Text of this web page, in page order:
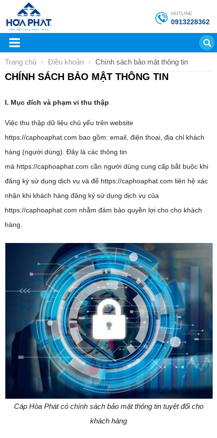
HOTLINE
0913228362
Trang chủ Điều khoản Chính sách bảo mật thông tin
CHÍNH SÁCH BẢO MẬT THÔNG TIN
I. Mục đích và phạm vi thu thập
Việc thu thập dữ liệu chủ yếu trên website
https://caphoaphat.com bao gồm: email, điện thoại, địa chỉ khách
hàng (người dùng). Đây là các thông tin
mà https://caphoaphat.com cần người dùng cung cấp bắt buộc khi
đăng ký sử dụng dịch vụ và để https://caphoaphat.com liên hệ xác
nhận khi khách hàng đăng ký sử dụng dịch vụ của
https://caphoaphat.com nhằm đảm bảo quyền lợi cho cho khách
hàng.
Cáp Hòa Phát có chính sách bảo mật thông tin tuyệt đối cho
khách hàng